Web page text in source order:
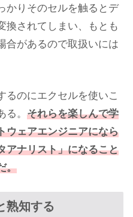
かりそのセルを触るとデ
換されてしまい、もとも
合があるので取扱いには
るのにエクセルを使いこ
。 それらを楽しんで学
ウェアエンジニアになら
アナリスト」になること
。
熟知する